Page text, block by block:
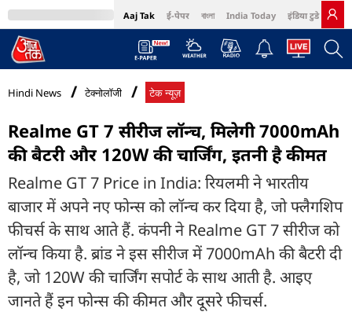
Aaj Tak ई-पेपर বাংলা India Today इंडिया टुडे हिंदी
MumbaiTak Cosmopolitan Harper's Bazaar Northeast
Hindi News टेक्नोलॉजी टेक न्यूज़
Realme GT 7 सीरीज लॉन्च, मिलेगी 7000mAh
की बैटरी और 120W की चार्जिंग, इतनी है कीमत
Realme GT 7 Price in India: रियलमी ने भारतीय
बाजार में अपने नए फोन्स को लॉन्च कर दिया है, जो फ्लैगशिप
फीचर्स के साथ आते हैं. कंपनी ने Realme GT 7 सीरीज को
लॉन्च किया है. ब्रांड ने इस सीरीज में 7000mAh की बैटरी दी
है, जो 120W की चार्जिंग सपोर्ट के साथ आती है. आइए
जानते हैं इन फोन्स की कीमत और दूसरे फीचर्स.